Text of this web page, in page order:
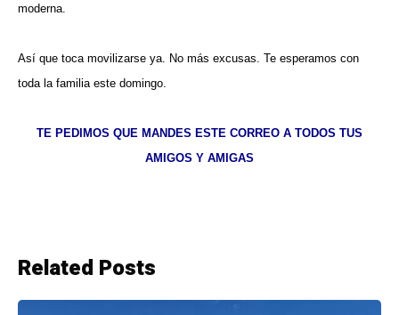
moderna.
Así que toca movilizarse ya. No más excusas. Te esperamos con
toda la familia este domingo.
TE PEDIMOS QUE MANDES ESTE CORREO A TODOS TUS
AMIGOS Y AMIGAS
Related Posts